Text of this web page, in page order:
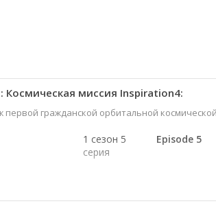
миссия Inspiration4:
гражданской орбитальной
1 сезон 5
серия
Episode 5